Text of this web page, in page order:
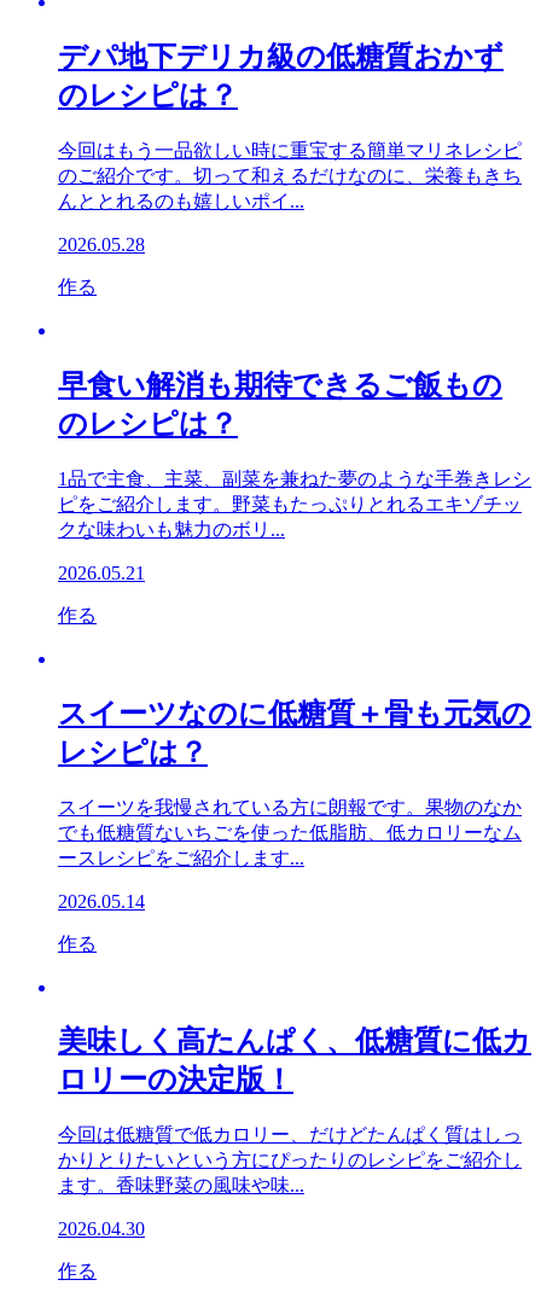
デパ地下デリカ級の低糖質おかず
のレシピは？
今回はもう一品欲しい時に重宝する簡単マリネレシピ
のご紹介です。切って和えるだけなのに、栄養もきち
んととれるのも嬉しいポイ...
2026.05.28
作る
早食い解消も期待できるご飯もの
のレシピは？
1品で主食、主菜、副菜を兼ねた夢のような手巻きレシ
ピをご紹介します。野菜もたっぷりとれるエキゾチッ
クな味わいも魅力のボリ...
2026.05.21
作る
スイーツなのに低糖質＋骨も元気の
レシピは？
スイーツを我慢されている方に朗報です。果物のなか
でも低糖質ないちごを使った低脂肪、低カロリーなム
ースレシピをご紹介します...
2026.05.14
作る
美味しく高たんぱく、低糖質に低カ
ロリーの決定版！
今回は低糖質で低カロリー、だけどたんぱく質はしっ
かりとりたいという方にぴったりのレシピをご紹介し
ます。香味野菜の風味や味...
2026.04.30
作る